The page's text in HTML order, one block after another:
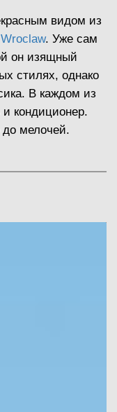
видом из
. Уже сам
он изящный
стилях, однако
В каждом из
кондиционер.
до мелочей.